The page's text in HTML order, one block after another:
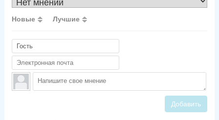
Новые Лучшие
Добавить